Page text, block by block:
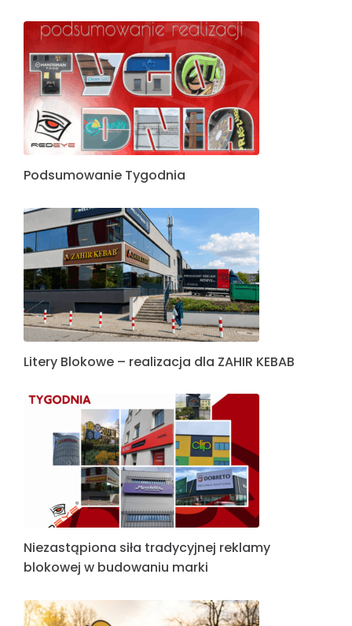
Podsumowanie Tygodnia
Litery Blokowe – realizacja dla ZAHIR KEBAB
Niezastąpiona siła tradycyjnej reklamy
blokowej w budowaniu marki